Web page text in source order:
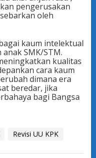
pengerusakan
oleh
kaum intelektual
SMK/STM.
kualitas
cara kaum
dimana era
beredar, jika
bagi Bangsa
Revisi UU KPK